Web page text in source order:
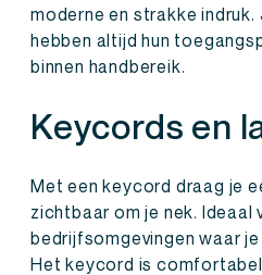
moderne en strakke indruk.
hebben altijd hun
binnen handbereik.
Keycords en
Met een keycord draag je
zichtbaar om je nek. Ideaal
bedrijfsomgevingen waar
Het keycord is